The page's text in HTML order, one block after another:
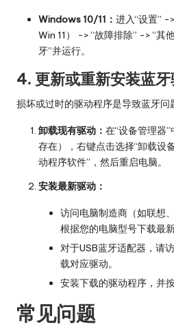
Windows 10/11： 进入“设置” -
Win 11） -> “故障排除” -> “其
牙”并运行。
4. 更新或重新安装蓝牙
损坏或过时的驱动程序是导致蓝牙问
卸载现有驱动： 在“设备管理器
存在），右键点击选择“卸载设
动程序软件”，然后重启电脑。
安装最新驱动：
访问电脑制造商（如联想
根据您的电脑型号下载最
对于USB蓝牙适配器，请
载对应驱动。
安装下载的驱动程序，并
常见问题